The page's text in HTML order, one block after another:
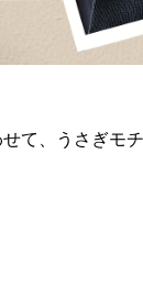
て、うさぎモ